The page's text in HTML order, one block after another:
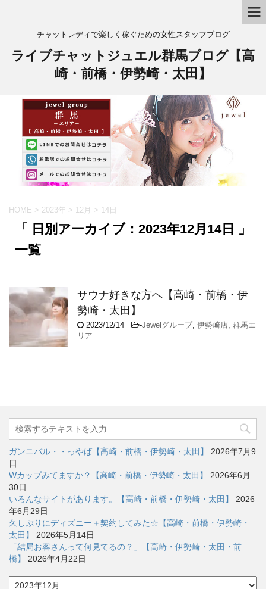
チャットレディで楽しく稼ぐための女性スタッフブログ
ライブチャットジュエル群馬ブログ【高
崎・前橋・伊勢崎・太田】
HOME > 2023年 > 12月 > 14日
「 日別アーカイブ：2023年12月14日 」
一覧
サウナ好きな方へ【高崎・前橋・伊
勢崎・太田】
2023/12/14 -Jewelグループ, 伊勢崎店, 群馬エ
リア
ガンニバル・・っやば【高崎・前橋・伊勢崎・太田】
2026年7月9
日
Wカップみてますか？【高崎・前橋・伊勢崎・太田】
2026年6月
30日
いろんなサイトがあります。【高崎・前橋・伊勢崎・太田】
2026
年6月29日
久しぶりにディズニー＋契約してみた☆【高崎・前橋・伊勢崎・
太田】
2026年5月14日
「結局お客さんって何見てるの？」【高崎・伊勢崎・太田・前
橋】
2026年4月22日
ア